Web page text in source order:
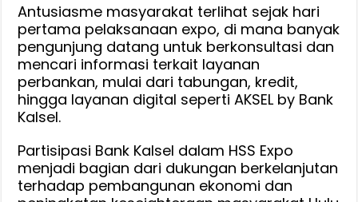
Antusiasme masyarakat terlihat sejak hari
pertama pelaksanaan expo, di mana banyak
pengunjung datang untuk berkonsultasi dan
mencari informasi terkait layanan
perbankan, mulai dari tabungan, kredit,
hingga layanan digital seperti AKSEL by Bank
Kalsel.
Partisipasi Bank Kalsel dalam HSS Expo
menjadi bagian dari dukungan berkelanjutan
terhadap pembangunan ekonomi dan